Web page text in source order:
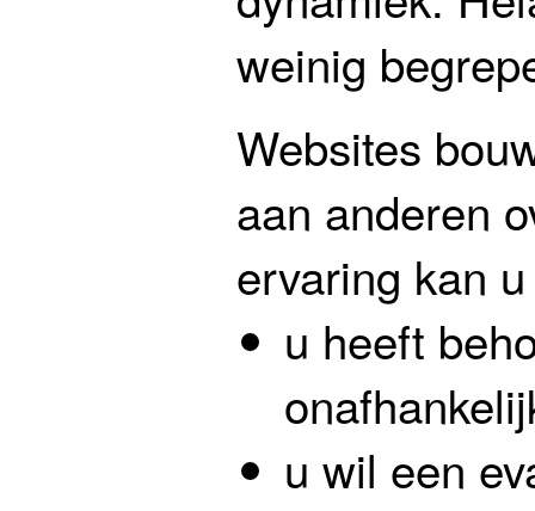
weinig
Websites
aan anderen
ervaring kan
u heeft
u wil een